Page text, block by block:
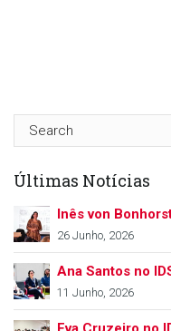
Últimas Notícias
Inês von
26 Junho, 2026
Ana Santos no
11 Junho, 2026